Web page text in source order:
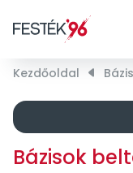
Kezdőoldal right_small
Bázisok